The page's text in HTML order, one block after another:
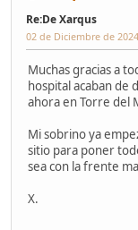
Re:De Xarqus
02 de Diciembre de
Muchas gracias a
hospital acaban de
ahora en Torre del
Mi sobrino ya
sitio para poner
sea con la frente
X.